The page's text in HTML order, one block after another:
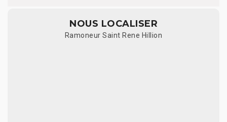
NOUS LOCALISER
Ramoneur Saint Rene Hillion